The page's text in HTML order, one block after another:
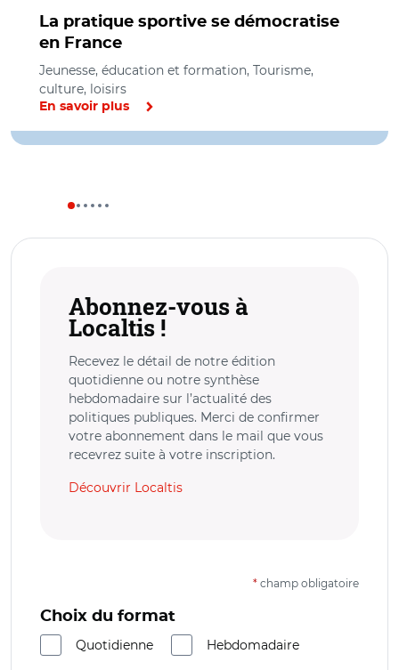
La pratique sportive se démocratise
en France
Jeunesse, éducation et formation, Tourisme,
culture, loisirs
En savoir plus
Abonnez-vous à
Localtis !
Recevez le détail de notre édition
quotidienne ou notre synthèse
hebdomadaire sur l’actualité des
politiques publiques. Merci de confirmer
votre abonnement dans le mail que vous
recevrez suite à votre inscription.
Découvrir Localtis
* champ obligatoire
Choix du format
Quotidienne
Hebdomadaire